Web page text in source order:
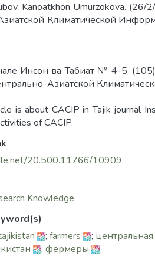
Kanoatkhon Umurzokova.
Климатической
Инсон ва Табиат № 4-5,
Азиатской
is about CACIP in Tajik journal
of CACIP.
20.500.11766/10909
Knowledge
; farmers ; центральная
; фермеры